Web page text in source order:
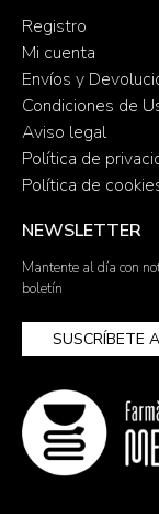
Registro
Mi cuenta
Envíos y
Condiciones de
Aviso legal
Política de
Política de
NEWSLETTER
Mantente al día con
boletín
SUSCRÍBETE